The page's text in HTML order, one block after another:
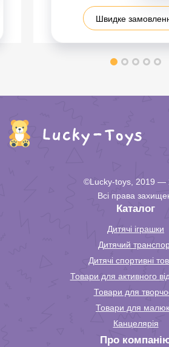
Швидке
©Lucky-toys, 2019 —
Всі права
Каталог
Дитячі іграшки
Дитячий
Дитячі спортивні
Товари для активного
Товари для
Товари для
Канцелярія
Про